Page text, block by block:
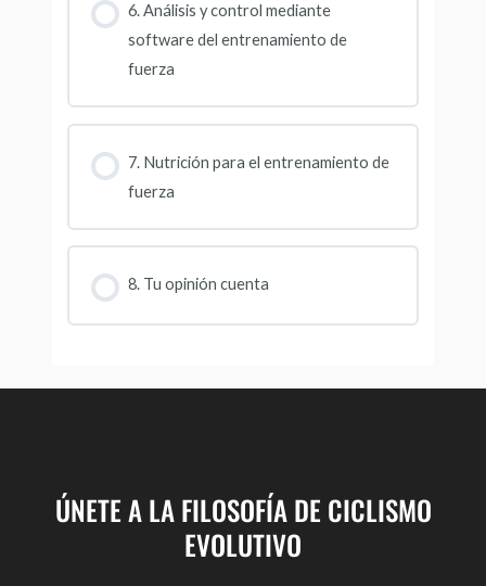
6. Análisis y control mediante
software del entrenamiento de
fuerza
7. Nutrición para el entrenamiento de
fuerza
8. Tu opinión cuenta
ÚNETE A LA FILOSOFÍA DE CICLISMO
EVOLUTIVO